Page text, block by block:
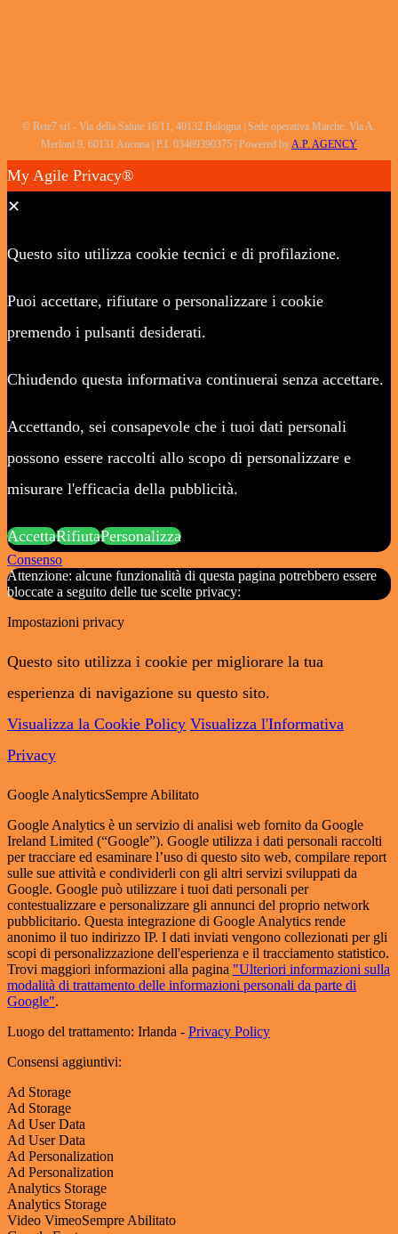
© Rete7 srl - Via della Salute 16/11, 40132 Bologna | Sede operativa Marche: Via A.
Merloni 9, 60131 Ancona | P.I. 03469390375 | Powered byA.P. AGENCY
My Agile Privacy®
✕
Questo sito utilizza cookie tecnici e di profilazione.
Puoi accettare, rifiutare o personalizzare i cookie
premendo i pulsanti desiderati.
Chiudendo questa informativa continuerai senza accettare.
Accettando, sei consapevole che i tuoi dati personali
possono essere raccolti allo scopo di personalizzare e
misurare l'efficacia della pubblicità.
AccettaRifiutaPersonalizza
Consenso
Attenzione: alcune funzionalità di questa pagina potrebbero essere
bloccate a seguito delle tue scelte privacy:
Impostazioni privacy
Questo sito utilizza i cookie per migliorare la tua
esperienza di navigazione su questo sito.
Visualizza la Cookie Policy Visualizza l'Informativa
Privacy
Google AnalyticsSempre Abilitato
Google Analytics è un servizio di analisi web fornito da Google
Ireland Limited (“Google”). Google utilizza i dati personali raccolti
per tracciare ed esaminare l’uso di questo sito web, compilare report
sulle sue attività e condividerli con gli altri servizi sviluppati da
Google. Google può utilizzare i tuoi dati personali per
contestualizzare e personalizzare gli annunci del proprio network
pubblicitario. Questa integrazione di Google Analytics rende
anonimo il tuo indirizzo IP. I dati inviati vengono collezionati per gli
scopi di personalizzazione dell'esperienza e il tracciamento statistico.
Trovi maggiori informazioni alla pagina "Ulteriori informazioni sulla
modalità di trattamento delle informazioni personali da parte di
Google".
Luogo del trattamento: Irlanda - Privacy Policy
Consensi aggiuntivi:
Ad Storage
Ad Storage
Ad User Data
Ad User Data
Ad Personalization
Ad Personalization
Analytics Storage
Analytics Storage
Video VimeoSempre Abilitato